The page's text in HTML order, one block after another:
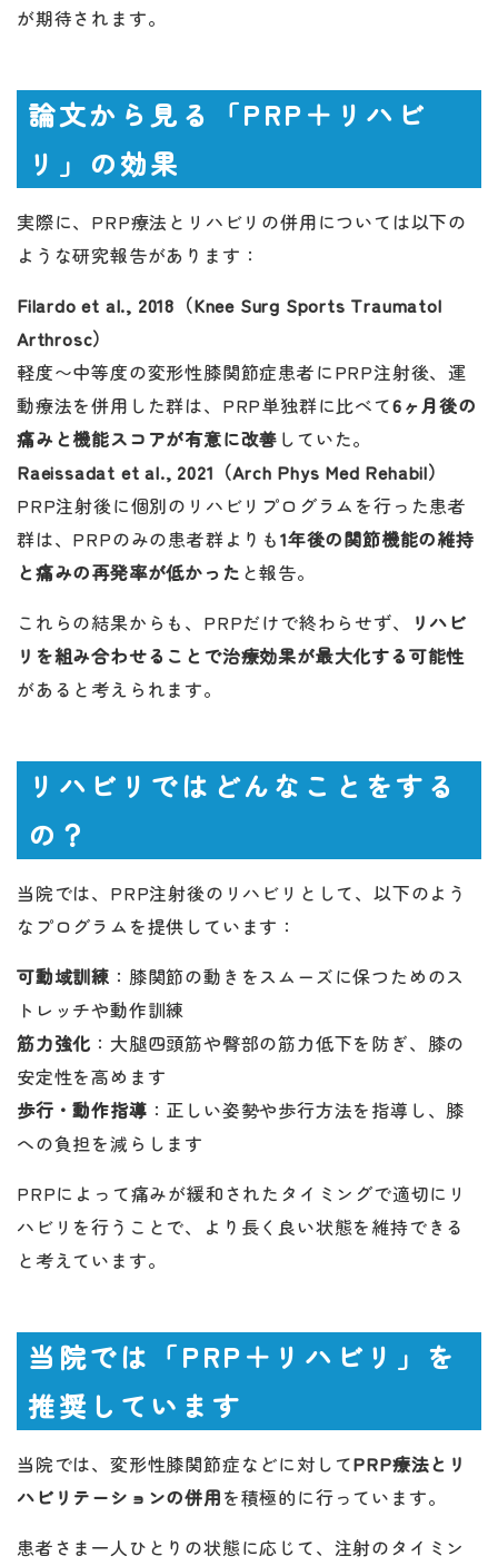
が期待されます。
論文から見る「PRP＋リハビ
リ」の効果
実際に、PRP療法とリハビリの併用については以下の
ような研究報告があります：
Filardo et al., 2018（Knee Surg Sports Traumatol
Arthrosc）
軽度〜中等度の変形性膝関節症患者にPRP注射後、運
動療法を併用した群は、PRP単独群に比べて6ヶ月後の
痛みと機能スコアが有意に改善 していた。
Raeissadat et al., 2021（Arch Phys Med Rehabil）
PRP注射後に個別のリハビリプログラムを行った患者
群は、PRPのみの患者群よりも1年後の関節機能の維持
と痛みの再発率が低かった と報告。
これらの結果からも、PRPだけで終わらせず、
リハビ
リを組み合わせることで治療効果が最大化する可能性
があると考えられます。
リハビリではどんなことをする
の？
当院では、PRP注射後のリハビリとして、以下のよう
なプログラムを提供しています：
可動域訓練 ：膝関節の動きをスムーズに保つためのス
トレッチや動作訓練
筋力強化 ：大腿四頭筋や臀部の筋力低下を防ぎ、膝の
安定性を高めます
歩行・動作指導 ：正しい姿勢や歩行方法を指導し、膝
への負担を減らします
PRPによって痛みが緩和されたタイミングで適切にリ
ハビリを行うことで、より長く良い状態を維持できる
と考えています。
当院では「PRP＋リハビリ」を
推奨しています
当院では、変形性膝関節症などに対してPRP療法とリ
ハビリテーションの併用を積極的に行っています。
患者さま一人ひとりの状態に応じて、注射のタイミン